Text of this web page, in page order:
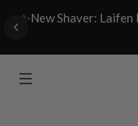
✨New Shaver: